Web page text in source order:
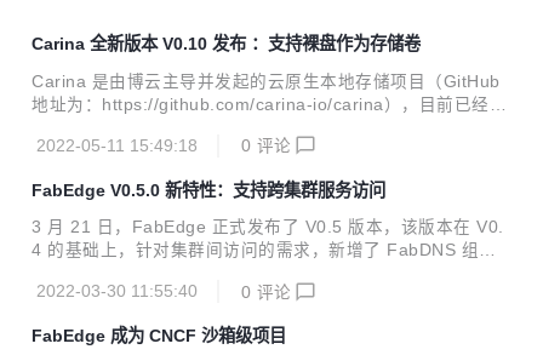
Carina 全新版本 V0.10 发布 ：支持裸盘作为存储卷
Carina 是由博云主导并发起的云原生本地存储项目（GitHub
地址为：https://github.com/carina-io/carina），目前已经进
提供高性能、免运维的本地存储解决方案，具体存储卷生命周
容器云平台的组件之一，已经在多个金融机构的生产环境中稳
定运行多年。 重大喜讯！！！重大喜讯 ！！！重大喜
讯！！！ Carina 项目组于 4 月 28 日发布了 V0.10.0 版本。
介绍 Carina ...
2022-05-11 15:49:18 0 评论
FabEdge V0.5.0 新特性：支持跨集群服务访问
3 月 21 日，FabEdge 正式发布了 V0.5 版本，该版本在 V0.
4 的基础上，针对集群间访问的需求，新增了 FabDNS 组
于 Kubernetes 构建的专注于边缘计算场景的容器网络方案，
架。旨在解决边缘计算场景下容器网络配置管理复杂，网络割
2022-03-30 11:55:40 0 评论
FabEdge 成为 CNCF 沙箱级项目